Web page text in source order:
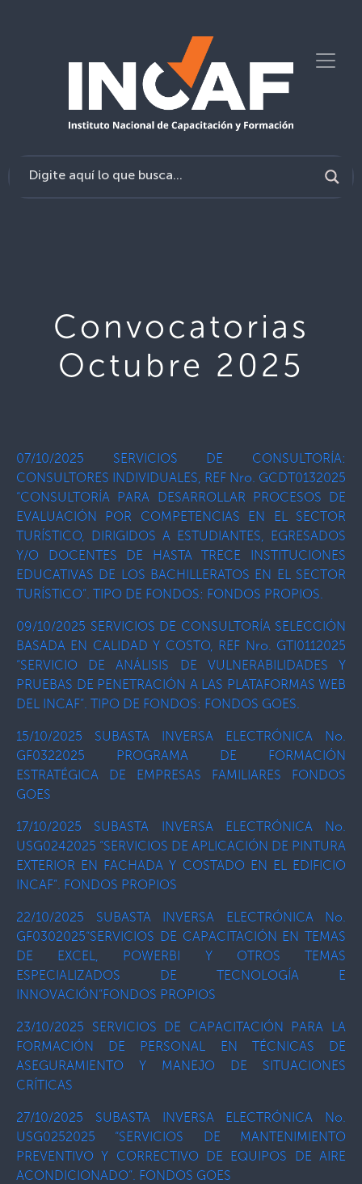
Convocatorias
Octubre 2025
07/10/2025 SERVICIOS DE CONSULTORÍA:
CONSULTORES INDIVIDUALES, REF Nro. GCDT0132025
“CONSULTORÍA PARA DESARROLLAR PROCESOS DE
EVALUACIÓN POR COMPETENCIAS EN EL SECTOR
TURÍSTICO, DIRIGIDOS A ESTUDIANTES, EGRESADOS
Y/O DOCENTES DE HASTA TRECE INSTITUCIONES
EDUCATIVAS DE LOS BACHILLERATOS EN EL SECTOR
TURÍSTICO”. TIPO DE FONDOS: FONDOS PROPIOS.
09/10/2025 SERVICIOS DE CONSULTORÍA SELECCIÓN
BASADA EN CALIDAD Y COSTO, REF Nro. GTI0112025
“SERVICIO DE ANÁLISIS DE VULNERABILIDADES Y
PRUEBAS DE PENETRACIÓN A LAS PLATAFORMAS WEB
DEL INCAF”. TIPO DE FONDOS: FONDOS GOES.
15/10/2025 SUBASTA INVERSA ELECTRÓNICA No.
GF0322025 PROGRAMA DE FORMACIÓN
ESTRATÉGICA DE EMPRESAS FAMILIARES FONDOS
GOES
17/10/2025 SUBASTA INVERSA ELECTRÓNICA No.
USG0242025 “SERVICIOS DE APLICACIÓN DE PINTURA
EXTERIOR EN FACHADA Y COSTADO EN EL EDIFICIO
INCAF”. FONDOS PROPIOS
22/10/2025 SUBASTA INVERSA ELECTRÓNICA No.
GF0302025“SERVICIOS DE CAPACITACIÓN EN TEMAS
DE EXCEL, POWERBI Y OTROS TEMAS
ESPECIALIZADOS DE TECNOLOGÍA E
INNOVACIÓN”FONDOS PROPIOS
23/10/2025 SERVICIOS DE CAPACITACIÓN PARA LA
FORMACIÓN DE PERSONAL EN TÉCNICAS DE
ASEGURAMIENTO Y MANEJO DE SITUACIONES
CRÍTICAS
27/10/2025 SUBASTA INVERSA ELECTRÓNICA No.
USG0252025 “SERVICIOS DE MANTENIMIENTO
PREVENTIVO Y CORRECTIVO DE EQUIPOS DE AIRE
ACONDICIONADO”. FONDOS GOES